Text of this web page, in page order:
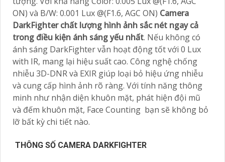
ON) và B/W: 0.001 Lux @(F1.6, AGC ON) Camera
DarkFighter chất lượng hình ảnh sắc nét ngay cả
trong điều kiện ánh sáng yếu nhất. Nếu không có
ánh sáng DarkFighter vẫn hoạt động tốt với 0 Lux
with IR, mang lại hiệu suất cao. Công nghệ chống
nhiễu 3D-DNR và EXIR giúp loại bỏ hiệu ứng nhiễu
và cung cấp hình ảnh rõ ràng. Với tính năng thông
minh như nhận diện khuôn mặt, phát hiện đội mũ
và đếm khuôn mặt, Face Counting bạn sẽ không bỏ
lỡ bất kỳ chi tiết nào.
THÔNG SỐ CAMERA DARKFIGHTER